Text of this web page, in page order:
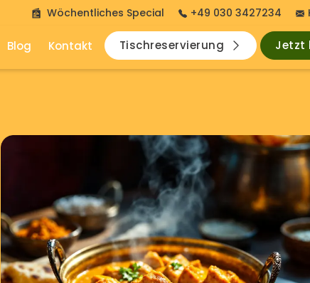
Wöchentliches Special +49 030 3427234
Blog Kontakt Tischreservierung Jetzt